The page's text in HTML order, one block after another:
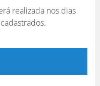
realizada nos dias